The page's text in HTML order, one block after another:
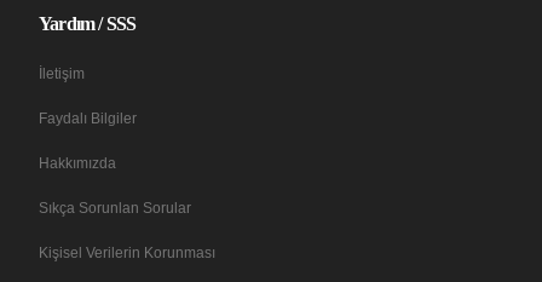
Yardım / SSS
İletişim
Faydalı Bilgiler
Hakkımızda
Sıkça Sorunlan Sorular
Kişisel Verilerin Korunması